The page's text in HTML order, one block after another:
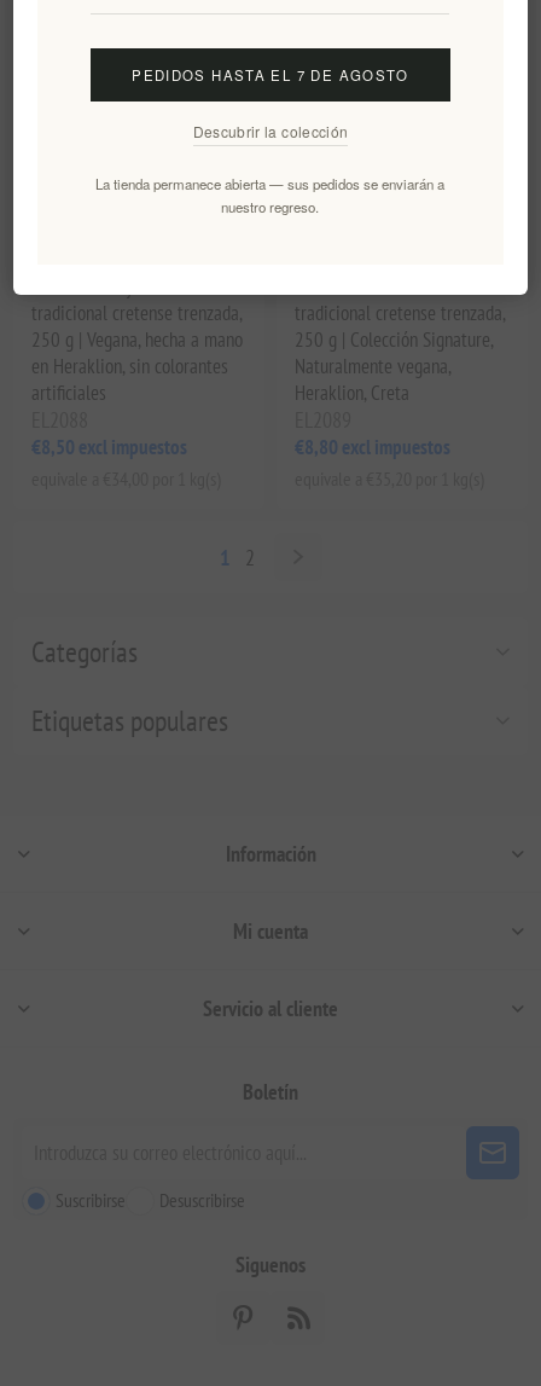
Categorías
Etiquetas populares
tradicional cretense trenzada,
250 g | Vegana, hecha a mano
en Heraklion, sin colorantes
artificiales
€8,50 excl impuestos
tradicional cretense trenzada,
250 g | Colección Signature,
Naturalmente vegana,
Heraklion, Creta
€8,80 excl impuestos
1 2
Información
Mi cuenta
Servicio al cliente
Boletín
Suscribirse Desuscribirse
Siguenos
PEDIDOS HASTA EL 7 DE AGOSTO
Descubrir la colección
La tienda permanece abierta — sus pedidos se enviarán a
nuestro regreso.